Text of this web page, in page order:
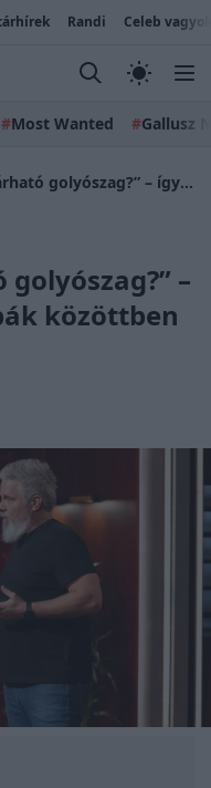
Randi Celeb
#Most Wanted #Gallusz
„Milyen az elvárható golyószag?” – így robbant be a Cápák közöttben a férfi intimápolás
–
közöttben